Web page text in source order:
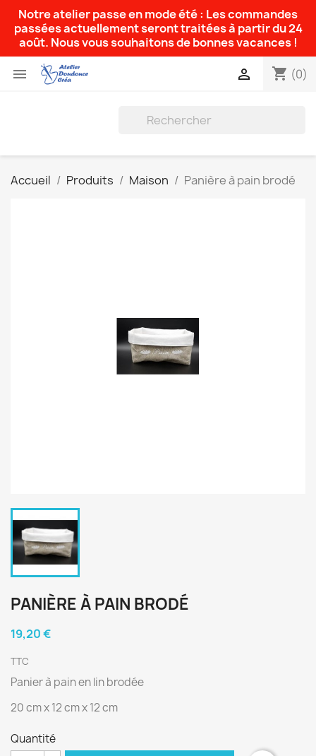
Notre atelier passe en mode été : Les commandes
passées actuellement seront traitées à partir du 24
août. Nous vous souhaitons de bonnes vacances !
 shopping_cart (0)

Accueil Produits Maison Panière à pain brodé
PANIÈRE À PAIN BRODÉ
19,20 €
TTC
Panier à pain en lin brodée
20 cm x 12 cm x 12 cm
Quantité